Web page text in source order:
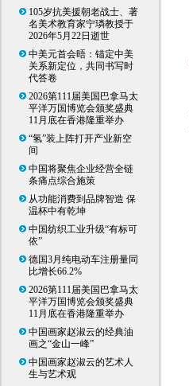
105岁抗美援朝老战士、著
名美术教育家宁璘教授于
2026年5月22日逝世
中美元首会晤：锚定中美
关系新定位，共同书写时
代答卷
2026第111届美国巴拿马太
平洋万国博览会颁奖盛典
11月底在香港隆重举办
“氢”装上阵打开产业新空
间
中国将聚焦企业经营全链
条痛点综合施策
从功能消费到品牌智造 保
温杯中有乾坤
中国纺织工业升级“有标可
依”
德国3月纯电动车注册量同
比增长66.2%
2026第111届美国巴拿马太
平洋万国博览会颁奖盛典
11月底在香港隆重举办
中国画家赵淑云的经典油
画之“金山一峰”
中国画家赵淑云的艺术人
生与艺术观